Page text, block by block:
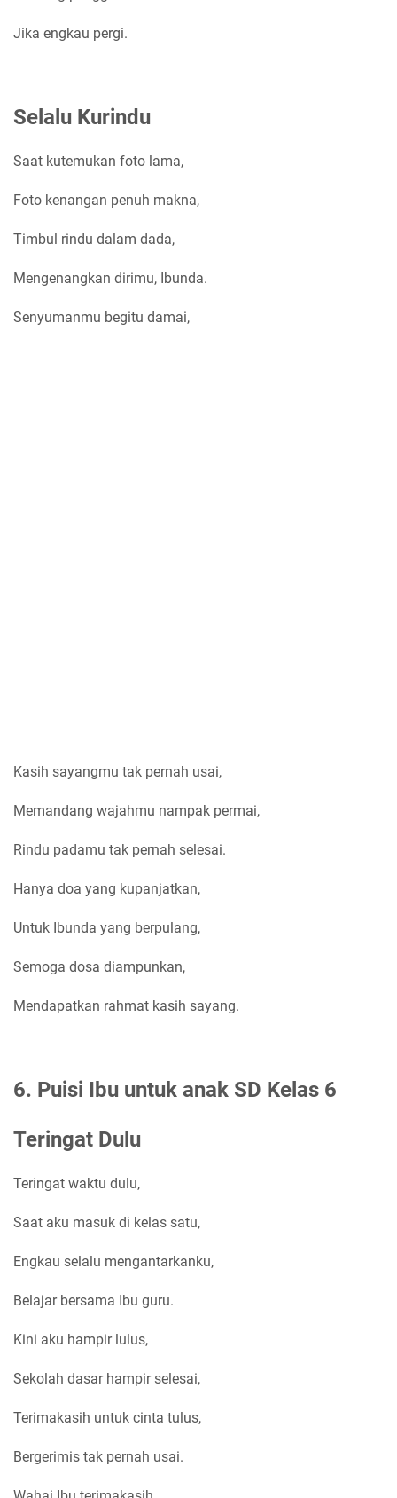
Jika engkau pergi.
Selalu Kurindu
Saat kutemukan foto lama,
Foto kenangan penuh makna,
Timbul rindu dalam dada,
Mengenangkan dirimu, Ibunda.
Senyumanmu begitu damai,
Kasih sayangmu tak pernah usai,
Memandang wajahmu nampak permai,
Rindu padamu tak pernah selesai.
Hanya doa yang kupanjatkan,
Untuk Ibunda yang berpulang,
Semoga dosa diampunkan,
Mendapatkan rahmat kasih sayang.
6. Puisi Ibu untuk anak SD Kelas 6
Teringat Dulu
Teringat waktu dulu,
Saat aku masuk di kelas satu,
Engkau selalu mengantarkanku,
Belajar bersama Ibu guru.
Kini aku hampir lulus,
Sekolah dasar hampir selesai,
Terimakasih untuk cinta tulus,
Bergerimis tak pernah usai.